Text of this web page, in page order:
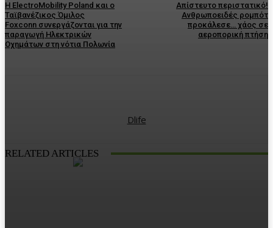
Η ElectroMobility Poland και ο
Ταϊβανέζικος Όμιλος
Foxconn συνεργάζονται για την
παραγωγή Ηλεκτρικών
Οχημάτων στη νότια Πολωνία
Απίστευτο περιστατικό!
Ανθρωποειδές ρομπότ
προκάλεσε… χάος σε
αεροπορική πτήση
Dlife
RELATED ARTICLES